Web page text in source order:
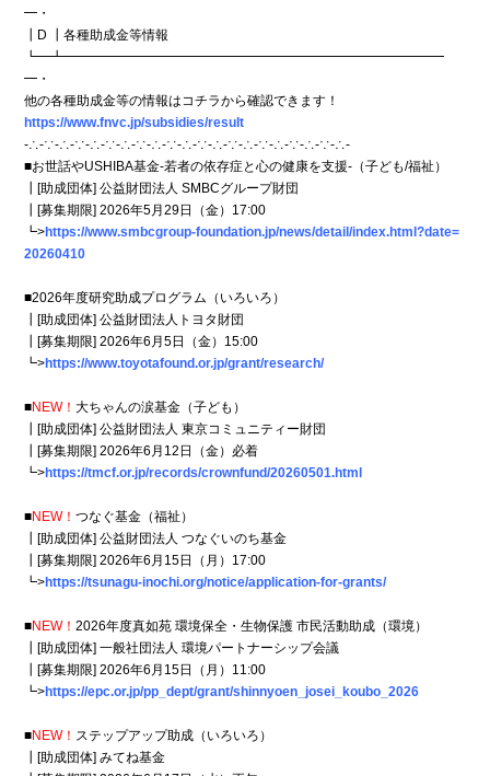
━・
┃D ┃各種助成金等情報
┗━┻━━━━━━━━━━━━━━━━━━━━━━━━━━━━━
━・
他の各種助成金等の情報はコチラから確認できます！
https://www.fnvc.jp/subsidies/result
-∴-∵-∴-∵-∴-∵-∴-∵-∴-∵-∴-∵-∴-∵-∴-∵-∴-∵-∴-∵-∴-
■お世話やUSHIBA基金-若者の依存症と心の健康を支援-（子ども/福祉）
┃[助成団体] 公益財団法人 SMBCグループ財団
┃[募集期限] 2026年5月29日（金）17:00
┗>https://www.smbcgroup-foundation.jp/news/detail/index.html?date=
20260410
■2026年度研究助成プログラム（いろいろ）
┃[助成団体] 公益財団法人トヨタ財団
┃[募集期限] 2026年6月5日（金）15:00
┗>https://www.toyotafound.or.jp/grant/research/
■NEW！大ちゃんの涙基金（子ども）
┃[助成団体] 公益財団法人 東京コミュニティー財団
┃[募集期限] 2026年6月12日（金）必着
┗>https://tmcf.or.jp/records/crownfund/20260501.html
■NEW！つなぐ基金（福祉）
┃[助成団体] 公益財団法人 つなぐいのち基金
┃[募集期限] 2026年6月15日（月）17:00
┗>https://tsunagu-inochi.org/notice/application-for-grants/
■NEW！2026年度真如苑 環境保全・生物保護 市民活動助成（環境）
┃[助成団体] 一般社団法人 環境パートナーシップ会議
┃[募集期限] 2026年6月15日（月）11:00
┗>https://epc.or.jp/pp_dept/grant/shinnyoen_josei_koubo_2026
■NEW！ ステップアップ助成（いろいろ）
┃[助成団体] みてね基金